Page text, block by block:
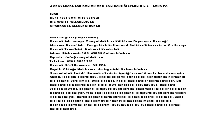
büyük yankı uyandırdı...
ZONGULDAKLILAR KULTUR UND SOLIDARITÄTSVEREIN E.V. - EUROPA
IBAN
DE41 4205 0001 0117 0264 25
BIC /SWIFT WELADED1GEK
SPARKASSE GELSENKIRCHEN
Yasal Bilgiler (Impressum)
Dernek Adı: Avrupa Zonguldaklılar Kültür ve Dayanışma Derneği
Almanca Resmi Adı: Zonguldak Kultur und Solidaritätsverein e.V. - Europa
Dernek Temsilcisi: Mehmet Karakulak
Adres: Bickernstr.166 45889 Gelsenkirchen
E-posta: info@zonguldak.eu
Telefon: 0209 8805 765
Dernek Sicil Numarası: VR 1534
Kayıtlı Olduğu Mahkeme: Amtsgericht Gelsenkirchen
Sorumluluk Reddi: Bu web sitesinin içeriği azami özenle hazırlanmıştır.
Ancak, içeriğin doğruluğu, eksiksizliği ve güncelliği konusunda herhangi
bir garanti verilemez. Web sitemiz, harici bağlantılar içermektedir. Bu
bağlantıların içeriğinden ilgili sayfa sahipleri sorumludur. Bağlantı
verilen sayfalar, bağlantı oluşturulduğu sırada olası yasal ihlaller açısından
kontrol edilmiştir. Yasa dışı içerikler bağlantı oluşturulduğu sırada tespit
edilmemiştir. Harici bağlantıların sürekli olarak kontrol edilmesi, yasal
bir ihlal olduğuna dair somut bir kanıt olmadıkça makul değildir.
Herhangi bir yasal ihlal bildirimi durumunda bu tür bağlantılar derhal
kaldırılacaktır.